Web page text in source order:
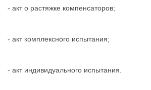
- акт о растяжке компенсаторов;
- акт комплексного испытания;
- акт индивидуального испытания.